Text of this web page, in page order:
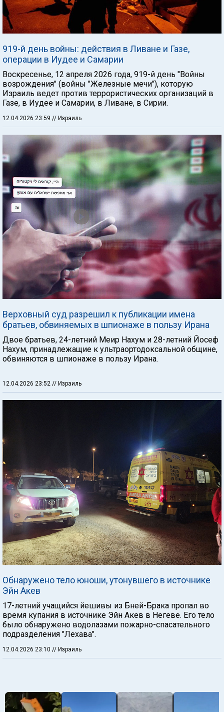
919-й день войны: действия в Ливане и Газе,
операции в Иудее и Самарии
Воскресенье, 12 апреля 2026 года, 919-й день "Войны
возрождения" (войны "Железные мечи"), которую
Израиль ведет против террористических организаций в
Газе, в Иудее и Самарии, в Ливане, в Сирии.
12.04.2026 23:59 // Израиль
Верховный суд разрешил к публикации имена
братьев, обвиняемых в шпионаже в пользу Ирана
Двое братьев, 24-летний Меир Нахум и 28-летний Йосеф
Нахум, принадлежащие к ультраортодоксальной общине,
обвиняются в шпионаже в пользу Ирана.
12.04.2026 23:52 // Израиль
Обнаружено тело юноши, утонувшего в источнике
Эйн Акев
17-летний учащийся йешивы из Бней-Брака пропал во
время купания в источнике Эйн Акев в Негеве. Его тело
было обнаружено водолазами пожарно-спасательного
подразделения "Лехава".
12.04.2026 23:10 // Израиль